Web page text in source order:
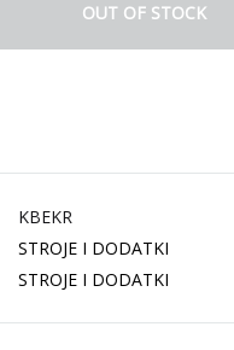
OUT OF STOCK
KBEKR
STROJE I DODATKI
STROJE I DODATKI